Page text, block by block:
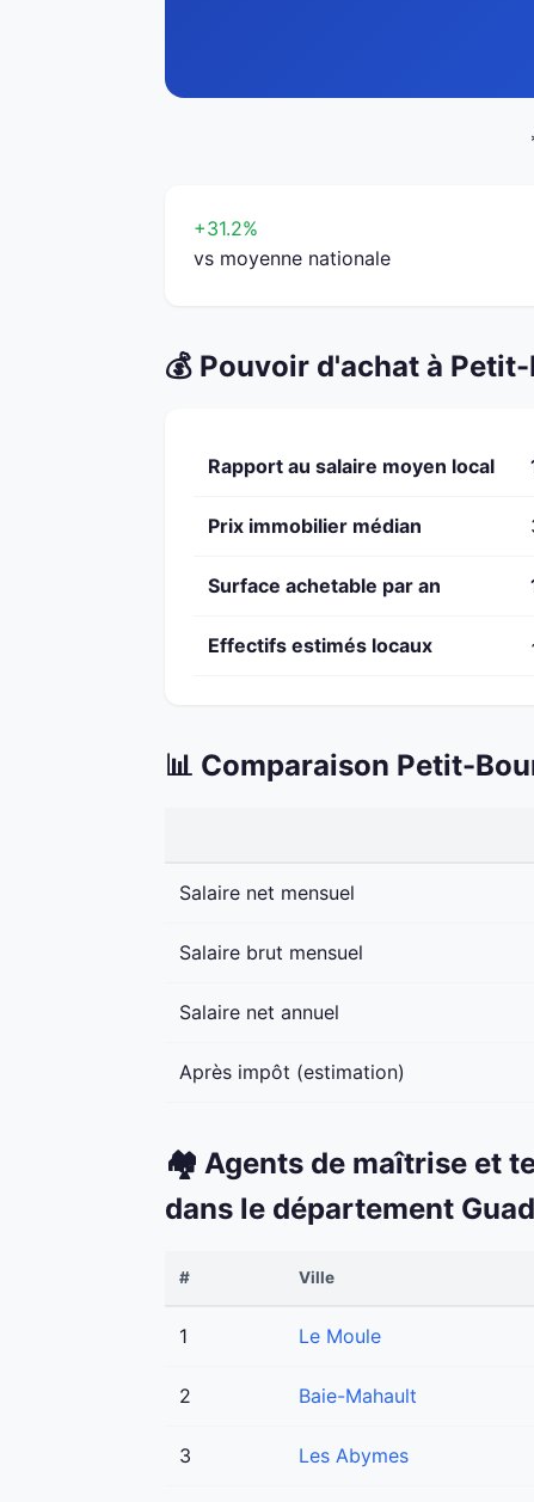
+31.2%
vs moyenne nationale
💰 Pouvoir d'achat à
Rapport au salaire moyen local
Prix immobilier médian
Surface achetable par an
Effectifs estimés locaux
📊 Comparaison Petit-
Salaire net mensuel
Salaire brut mensuel
Salaire net annuel
Après impôt (estimation)
🏘️ Agents de maîtrise et
dans le département
# Ville
1 Le Moule
2 Baie-Mahault
3 Les Abymes